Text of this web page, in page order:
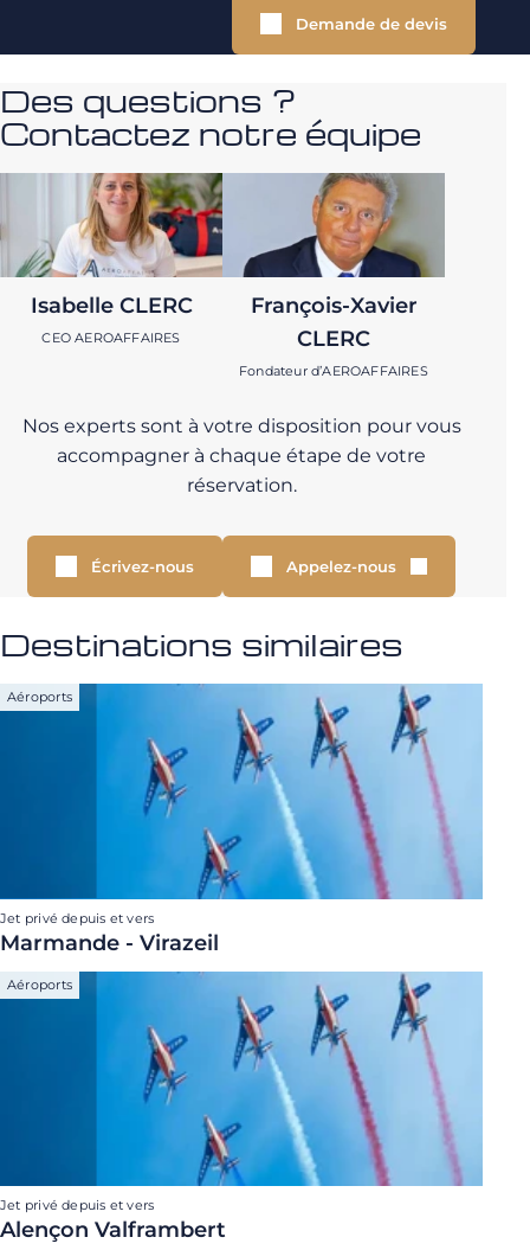
Demande de devis
Des questions ?
Contactez notre équipe
Isabelle CLERC
CEO AEROAFFAIRES
François-Xavier
CLERC
Fondateur d’AEROAFFAIRES
Nos experts sont à votre disposition pour vous
accompagner à chaque étape de votre
réservation.
Écrivez-nous Appelez-nous
Destinations similaires
Aéroports
Jet privé depuis et vers
Marmande - Virazeil
Aéroports
Jet privé depuis et vers
Alençon Valframbert